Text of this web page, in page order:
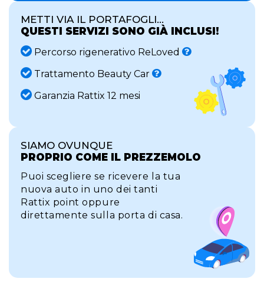
METTI VIA IL PORTAFOGLI...
QUESTI SERVIZI SONO GIÀ INCLUSI!
Percorso rigenerativo ReLoved
Trattamento Beauty Car
Garanzia Rattix 12 mesi
SIAMO OVUNQUE
PROPRIO COME IL PREZZEMOLO
Puoi scegliere se ricevere la tua
nuova auto in uno dei tanti
Rattix point oppure
direttamente sulla porta di casa.